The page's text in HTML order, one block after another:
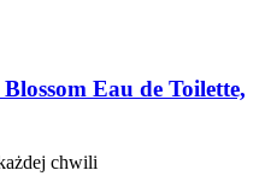
Eau de Toilette,
chwili